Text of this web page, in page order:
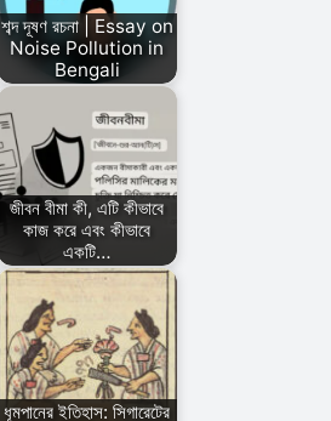
শব্দ দূষণ রচনা | Essay on
Noise Pollution in
Bengali
জীবন বীমা কী, এটি কীভাবে
কাজ করে এবং কীভাবে
একটি…
ধূমপানের ইতিহাস: সিগারেটের